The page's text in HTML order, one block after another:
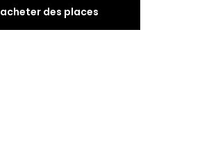
acheter des places